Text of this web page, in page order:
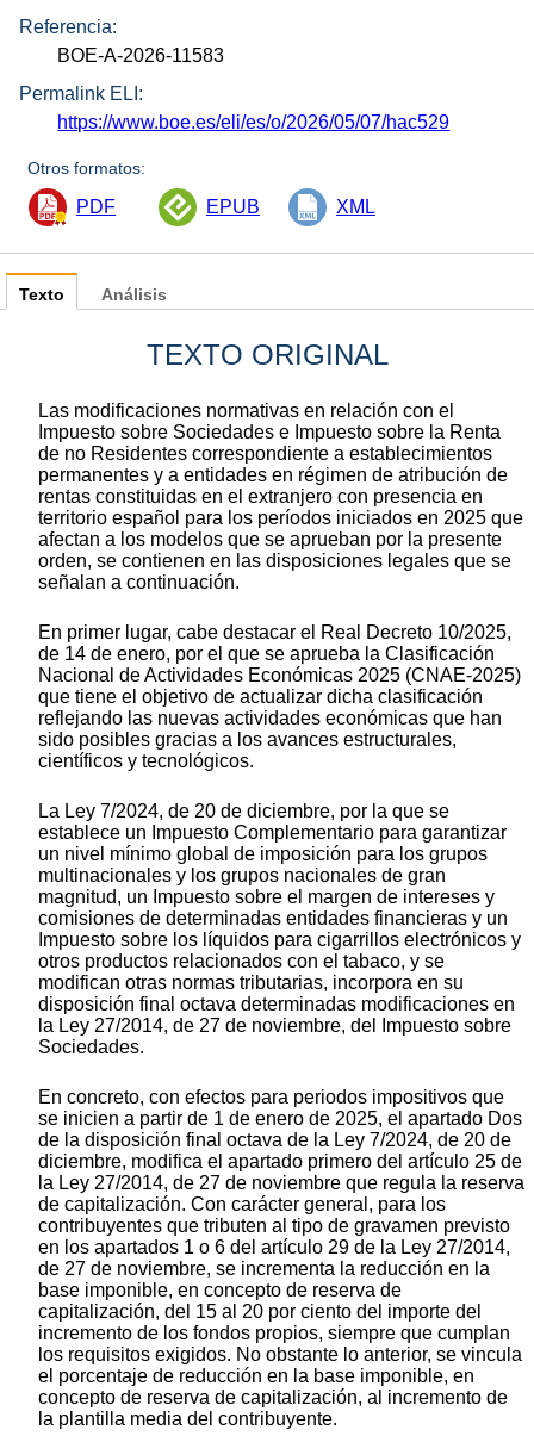
Referencia:
BOE-A-2026-11583
Permalink ELI:
https://www.boe.es/eli/es/o/2026/05/07/hac529
Otros formatos:
PDF EPUB XML
Texto
TEXTO ORIGINAL
Las modificaciones normativas en relación con el
Impuesto sobre Sociedades e Impuesto sobre la Renta
de no Residentes correspondiente a establecimientos
permanentes y a entidades en régimen de atribución de
rentas constituidas en el extranjero con presencia en
territorio español para los períodos iniciados en 2025 que
afectan a los modelos que se aprueban por la presente
orden, se contienen en las disposiciones legales que se
señalan a continuación.
En primer lugar, cabe destacar el Real Decreto 10/2025,
de 14 de enero, por el que se aprueba la Clasificación
Nacional de Actividades Económicas 2025 (CNAE-2025)
que tiene el objetivo de actualizar dicha clasificación
reflejando las nuevas actividades económicas que han
sido posibles gracias a los avances estructurales,
científicos y tecnológicos.
La Ley 7/2024, de 20 de diciembre, por la que se
establece un Impuesto Complementario para garantizar
un nivel mínimo global de imposición para los grupos
multinacionales y los grupos nacionales de gran
magnitud, un Impuesto sobre el margen de intereses y
comisiones de determinadas entidades financieras y un
Impuesto sobre los líquidos para cigarrillos electrónicos y
otros productos relacionados con el tabaco, y se
modifican otras normas tributarias, incorpora en su
disposición final octava determinadas modificaciones en
la Ley 27/2014, de 27 de noviembre, del Impuesto sobre
Sociedades.
En concreto, con efectos para periodos impositivos que
se inicien a partir de 1 de enero de 2025, el apartado Dos
de la disposición final octava de la Ley 7/2024, de 20 de
diciembre, modifica el apartado primero del artículo 25 de
la Ley 27/2014, de 27 de noviembre que regula la reserva
de capitalización. Con carácter general, para los
contribuyentes que tributen al tipo de gravamen previsto
en los apartados 1 o 6 del artículo 29 de la Ley 27/2014,
de 27 de noviembre, se incrementa la reducción en la
base imponible, en concepto de reserva de
capitalización, del 15 al 20 por ciento del importe del
incremento de los fondos propios, siempre que cumplan
los requisitos exigidos. No obstante lo anterior, se vincula
el porcentaje de reducción en la base imponible, en
concepto de reserva de capitalización, al incremento de
la plantilla media del contribuyente.
Análisis